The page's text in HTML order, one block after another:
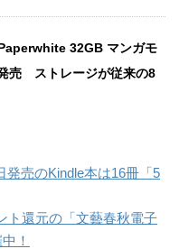
32GB マンガモ
売 ストレージが従来の8
発売のKindle本は16冊「5
ト還元の「文藝春秋電子
！